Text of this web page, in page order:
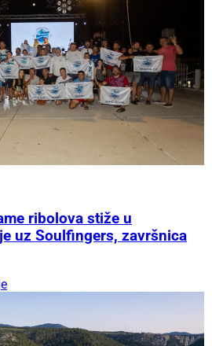
ribolova stiže u
uz Soulfingers, završnica